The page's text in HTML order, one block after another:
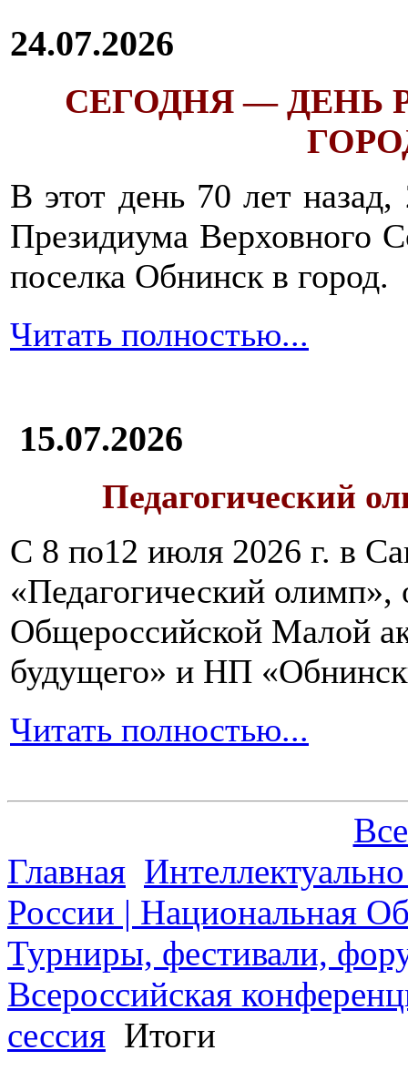
24.07.2026
СЕГОДНЯ — ДЕНЬ
В этот день 70 лет
Президиума Верховного
поселка Обнинск в город.
Читать полностью...
15.07.2026
Педагогический
С 8 по12 июля 2026 г. в
«Педагогический олимп»,
Общероссийской Малой
будущего» и НП
Читать полностью...
Главная
России | Национальная
Турниры, фестивали,
Всероссийская
сессия Итоги